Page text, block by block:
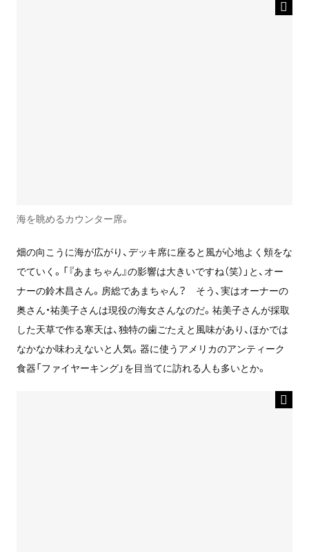
海を眺めるカウンター席。
畑の向こうに海が広がり、デッキ席に座ると風が心地よく頬をな
でていく。「『あまちゃん』の影響は大きいですね（笑）」と、オー
ナーの鈴木昌さん。房総であまちゃん？ そう、実はオーナーの
奥さん・祐美子さんは現役の海女さんなのだ。祐美子さんが採取
した天草で作る寒天は、独特の歯ごたえと風味があり、ほかでは
なかなか味わえないと人気。器に使うアメリカのアンティーク
食器「ファイヤーキング」を目当てに訪れる人も多いとか。